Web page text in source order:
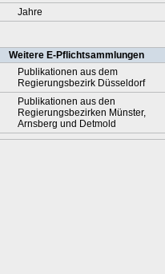
Jahre
Weitere E-Pflichtsammlungen
Publikationen aus dem
Regierungsbezirk Düsseldorf
Publikationen aus den
Regierungsbezirken Münster,
Arnsberg und Detmold